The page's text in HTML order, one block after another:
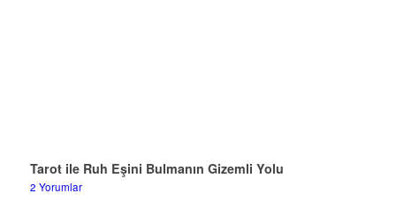
Tarot ile Ruh Eşini Bulmanın Gizemli Yolu
2 Yorumlar